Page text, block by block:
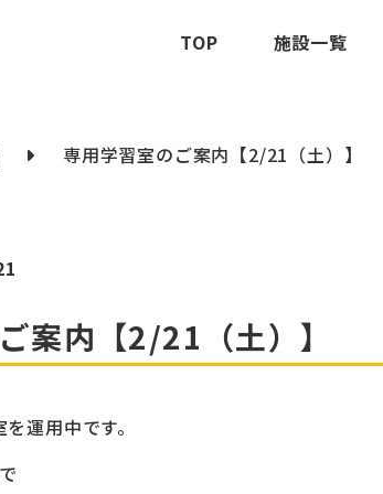
TOP 施設一覧
専用学習室のご案内【2/21（土）】
案内【2/21（土）】
運用中です。